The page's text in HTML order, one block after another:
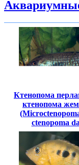
Ктенопома
ктенопома
сtenopoma